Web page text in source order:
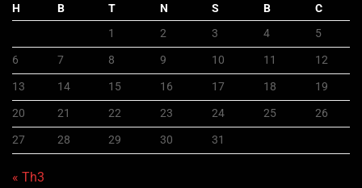
H B T N S B
C
1
2 3 4
5
6
7 8 9 10 11
12
13
14 15 16 17 18
19
20
21 22 23 24 25
26
27
28 29 30 31
« Th3